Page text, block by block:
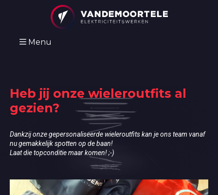
Menu
Heb jij onze wieleroutfits al
gezien?
Dankzij onze gepersonaliseerde wieleroutfits kan je ons team vanaf
nu gemakkelijk spotten op de baan!
Laat die topconditie maar komen! ;-)